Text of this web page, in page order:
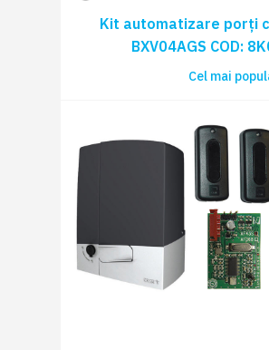
Kit automatizare porți
BXV04AGS COD:
Cel mai